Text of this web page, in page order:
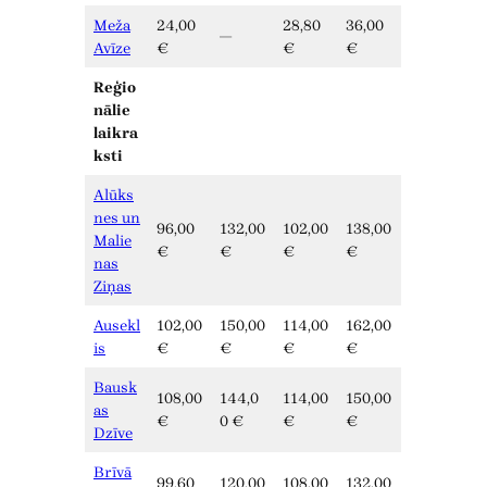
Meža
Avīze
24,00
€
—
28,80
€
36,00
€
Reģio
nālie
laikra
ksti
Alūks
nes un
Malie
nas
Ziņas
96,00
€
132,00
€
102,00
€
138,00
€
Ausekl
is
102,00
€
150,00
€
114,00
€
162,00
€
Bausk
as
Dzīve
108,00
€
144,0
0 €
114,00
€
150,00
€
Brīvā
99,60 120,00 108,00 132,00